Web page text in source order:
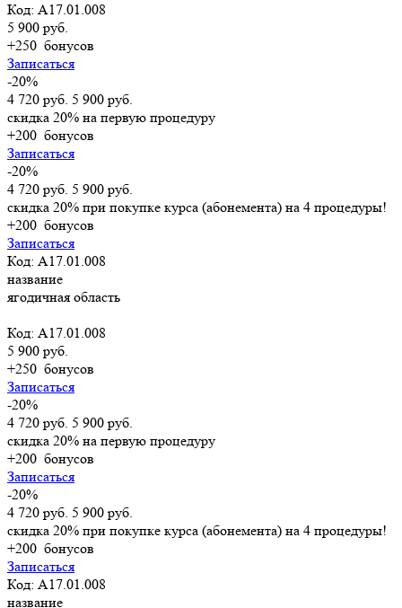
Код: А17.01.008
5 900 руб.
+250 бонусов
Записаться
-20%
4 720 руб. 5 900 руб.
скидка 20% на первую процедуру
+200 бонусов
Записаться
-20%
4 720 руб. 5 900 руб.
скидка 20% при покупке курса (абонемента) на 4 процедуры!
+200 бонусов
Записаться
Код: А17.01.008
название
ягодичная область
Код: А17.01.008
5 900 руб.
+250 бонусов
Записаться
-20%
4 720 руб. 5 900 руб.
скидка 20% на первую процедуру
+200 бонусов
Записаться
-20%
4 720 руб. 5 900 руб.
скидка 20% при покупке курса (абонемента) на 4 процедуры!
+200 бонусов
Записаться
Код: А17.01.008
название